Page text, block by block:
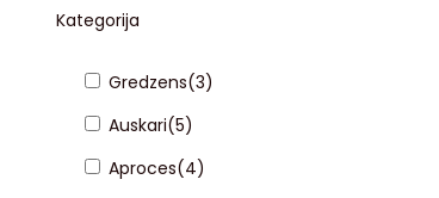
Kategorija
Gredzens(3)
Auskari(5)
Aproces(4)